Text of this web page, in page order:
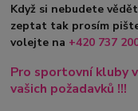
Když si nebudete
zeptat tak prosím
volejte na +420 737
Pro sportovní kluby
vašich požadavků !!!